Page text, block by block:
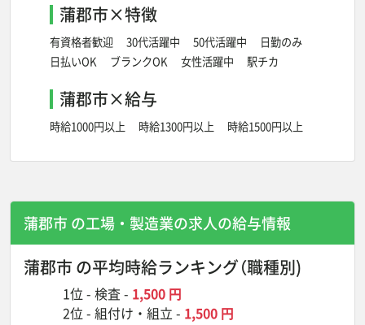
蒲郡市×特徴
有資格者歓迎 30代活躍中 50代活躍中
日勤のみ
日払いOK
ブランクOK 女性活躍中 駅チカ
蒲郡市×給与
時給1000円以上 時給1300円以上 時給1500円以上
蒲郡市 の工場・製造業の求人の給与情報
蒲郡市 の平均時給ランキング（職種別)
1位 - 検査- 1,500 円
2位 - 組付け・組立 - 1,500 円